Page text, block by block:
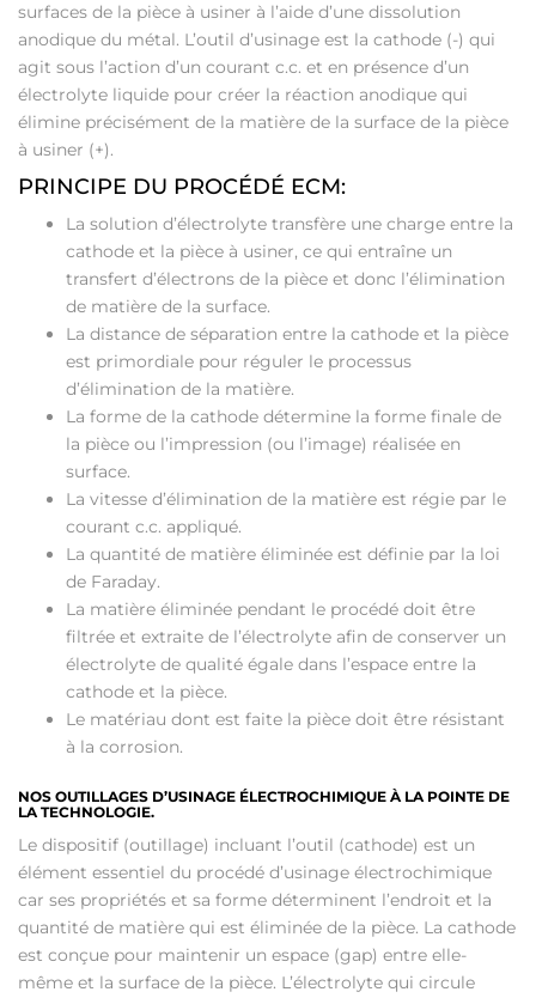
surfaces de la pièce à usiner à l’aide d’une dissolution
anodique du métal. L’outil d’usinage est la cathode (-) qui
agit sous l’action d’un courant c.c. et en présence d’un
électrolyte liquide pour créer la réaction anodique qui
élimine précisément de la matière de la surface de la pièce
à usiner (+).
PRINCIPE DU PROCÉDÉ ECM:
La solution d’électrolyte transfère une charge entre la
cathode et la pièce à usiner, ce qui entraîne un
transfert d’électrons de la pièce et donc l’élimination
de matière de la surface.
La distance de séparation entre la cathode et la pièce
est primordiale pour réguler le processus
d’élimination de la matière.
La forme de la cathode détermine la forme finale de
la pièce ou l’impression (ou l’image) réalisée en
surface.
La vitesse d’élimination de la matière est régie par le
courant c.c. appliqué.
La quantité de matière éliminée est définie par la loi
de Faraday.
La matière éliminée pendant le procédé doit être
filtrée et extraite de l’électrolyte afin de conserver un
électrolyte de qualité égale dans l’espace entre la
cathode et la pièce.
Le matériau dont est faite la pièce doit être résistant
à la corrosion.
NOS OUTILLAGES D’USINAGE ÉLECTROCHIMIQUE À LA POINTE DE
LA TECHNOLOGIE.
Le dispositif (outillage) incluant l’outil (cathode) est un
élément essentiel du procédé d’usinage électrochimique
car ses propriétés et sa forme déterminent l’endroit et la
quantité de matière qui est éliminée de la pièce. La cathode
est conçue pour maintenir un espace (gap) entre elle-
même et la surface de la pièce. L’électrolyte qui circule